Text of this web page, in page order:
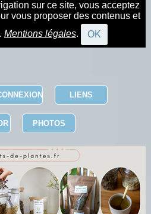
sur ce site, vous acceptez
vous proposer des contenus et
Mentions légales. OK
LIENS
PHOTOS